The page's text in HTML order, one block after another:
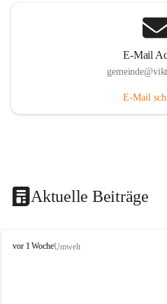
E-Mail
E-Mail
Aktuelle Beiträge
V
vor 1 WocheUmwelt